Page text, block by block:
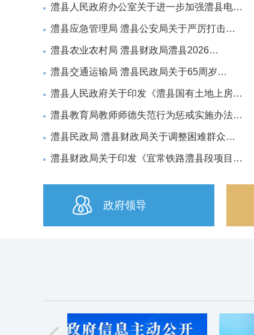
澧县人民政府办公室关于进一步加强澧县电…
澧县应急管理局 澧县公安局关于严厉打击…
澧县农业农村局 澧县财政局澧县2026…
澧县交通运输局 澧县民政局关于65周岁…
澧县人民政府关于印发《澧县国有土地上房…
澧县教育局教师师德失范行为惩戒实施办法…
澧县民政局 澧县财政局关于调整困难群众…
澧县财政局关于印发《宜常铁路澧县段项目…
 政府领导